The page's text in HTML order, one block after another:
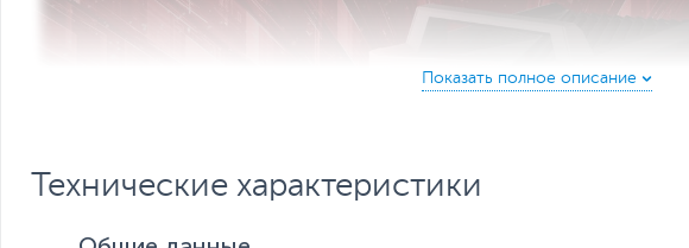
Технические характеристики